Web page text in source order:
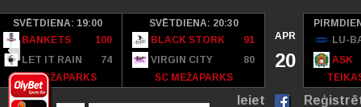
SVĒTDIENA: 19:00
BANKETS
100
LET IT RAIN
74
SC MEŽAPARKS
SVĒTDIENA: 20:30
BLACK STORK
91
VIRGIN CITY
80
SC MEŽAPARKS
APR
20
LU-
ASK
Ieiet